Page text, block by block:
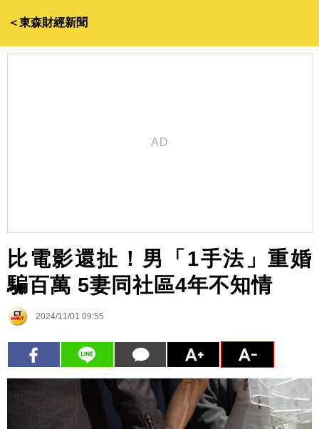
＜東森財經新聞
比電影還扯！男「1手法」重婚
騙百萬 5妻同社區4年不知情
2024/11/01 09:55